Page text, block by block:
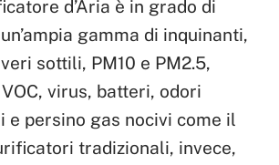
d’Aria è in grado di
gamma di inquinanti,
sottili, PM10 e PM2.5,
virus, batteri, odori
e persino gas nocivi come il
tradizionali, invece,